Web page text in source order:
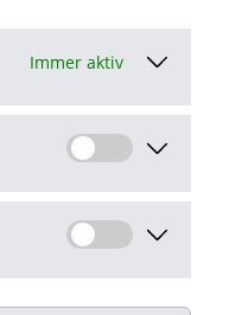
Immer aktiv
stimme ich den